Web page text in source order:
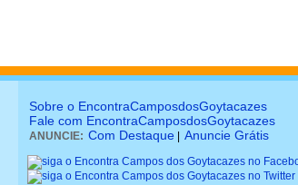
Sobre o EncontraCamposdosGoytacazes
Fale com EncontraCamposdosGoytacazes
ANUNCIE: Com Destaque Anuncie Grátis